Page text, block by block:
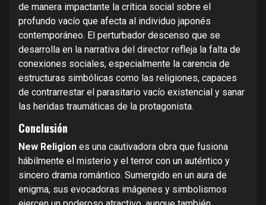
de manera impactante la crítica social sobre el
profundo vacío que afecta al individuo japonés
contemporáneo. El perturbador descenso que se
desarrolla en la narrativa del director refleja la falta de
conexiones sociales, especialmente la carencia de
estructuras simbólicas como las religiones, capaces
de contrarrestar el parasitario vacío existencial y sanar
las heridas traumáticas de la protagonista.
Conclusión
New Religion es una cautivadora obra que fusiona
hábilmente el misterio y el terror con un auténtico y
sincero drama romántico. Sumergido en un aura de
enigma, sus evocadoras imágenes y simbolismos